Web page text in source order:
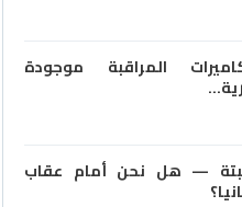
المراقبة موجودة
— هل نحن أمام عقاب